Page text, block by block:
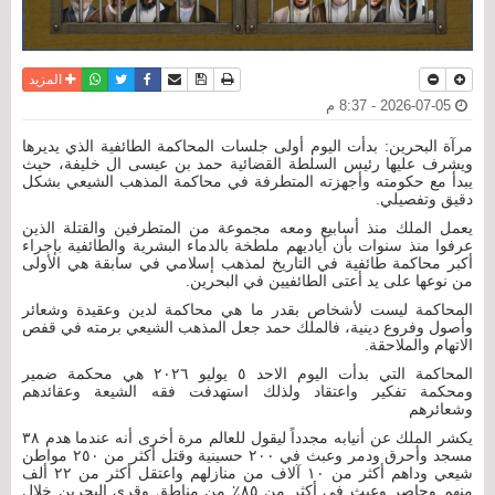
نسخة للطباعة
حفظ الموضوع
أرسل الى صديق
فيسبوكتويترواتسابالمزيد
مرآة البحرين: بدأت اليوم أولى جلسات المحاكمة الطائفية الذي يديرها
ويشرف عليها رئيس السلطة القضائية حمد بن عيسى ال خليفة، حيث
يبدأ مع حكومته وأجهزته المتطرفة في محاكمة المذهب الشيعي بشكل
دقيق وتفصيلي.
يعمل الملك منذ أسابيع ومعه مجموعة من المتطرفين والقتلة الذين
عرفوا منذ سنوات بأن أياديهم ملطخة بالدماء البشرية والطائفية بإجراء
أكبر محاكمة طائفية في التاريخ لمذهب إسلامي في سابقة هي الأولى
من نوعها على يد أعتى الطائفيين في البحرين.
المحاكمة ليست لأشخاص بقدر ما هي محاكمة لدين وعقيدة وشعائر
وأصول وفروع دينية، فالملك حمد جعل المذهب الشيعي برمته في قفص
الاتهام والملاحقة.
المحاكمة التي بدأت اليوم الاحد ٥ يوليو ٢٠٢٦ هي محكمة ضمير
ومحكمة تفكير واعتقاد ولذلك استهدفت فقه الشيعة وعقائدهم
وشعائرهم
يكشر الملك عن أنيابه مجدداً ليقول للعالم مرة أخرى أنه عندما هدم ٣٨
مسجد وأحرق ودمر وعبث في ٢٠٠ حسينية وقتل أكثر من ٢٥٠ مواطن
شيعي وداهم أكثر من ١٠ آلاف من منازلهم واعتقل أكثر من ٢٢ ألف
منهم وحاصر وعبث في أكثر من ٨٥٪؜ من مناطق وقرى البحرين خلال